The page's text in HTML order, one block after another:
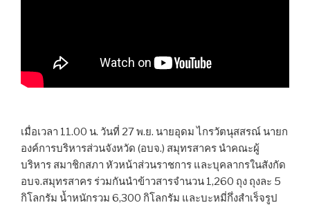
เมื่อเวลา 11.00 น. วันที่ 27 พ.ย. นายอุดม ไกรวัตนุสสรณ์ นายก
องค์การบริหารส่วนจังหวัด (อบจ.) สมุทรสาคร นำคณะผู้
บริหาร สมาชิกสภา หัวหน้าส่วนราชการ และบุคลากรในสังกัด
อบจ.สมุทรสาคร ร่วมกันนำข้าวสารจำนวน 1,260 ถุง ถุงละ 5
กิโลกรัม น้ำหนักรวม 6,300 กิโลกรัม และบะหมี่กึ่งสำเร็จรูป